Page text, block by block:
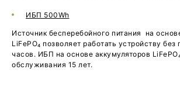
ИБП 500Wh
Источник бесперебойного питания на
LiFePO₄ позволяет работать устройству без
часов. ИБП на основе аккумуляторов
обслуживания 15 лет.